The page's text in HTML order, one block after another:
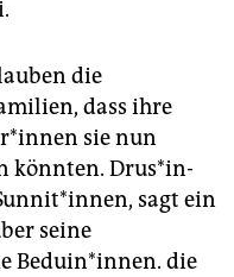
die
dass ihre
sie nun
könnten. Drus*­in­
sagt ein
seine
Beduin*innen. die